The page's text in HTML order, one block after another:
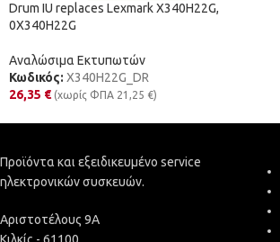
Drum IU replaces Lexmark X340H22G,
0X340H22G
Αναλώσιμα Εκτυπωτών
Κωδικός: X340H22G_DR
26,35 € (χωρίς ΦΠΑ 21,25 €)
Προϊόντα και εξειδικευμένο service
ηλεκτρονικών συσκευών.
Αριστοτέλους 9Α